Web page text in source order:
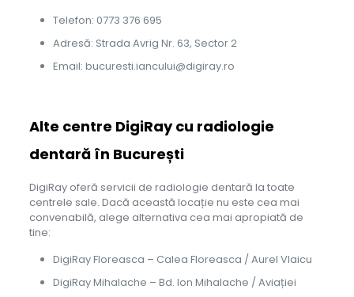
Telefon: 0773 376 695
Adresă: Strada Avrig Nr. 63, Sector 2
Email: bucuresti.iancului@digiray.ro
Alte centre DigiRay cu radiologie
dentară în București
DigiRay oferă servicii de radiologie dentară la toate
centrele sale. Dacă această locație nu este cea mai
convenabilă, alege alternativa cea mai apropiată de
tine:
DigiRay Floreasca – Calea Floreasca / Aurel Vlaicu
DigiRay Mihalache – Bd. Ion Mihalache / Aviației